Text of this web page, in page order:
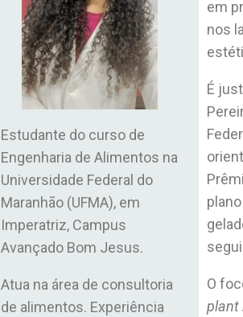
Estudante do curso de
Engenharia de Alimentos na
Universidade Federal do
Maranhão (UFMA), em
Imperatriz, Campus
Avançado Bom Jesus.
Atua na área de consultoria
de alimentos. Experiência
em
nos
É
O
plant